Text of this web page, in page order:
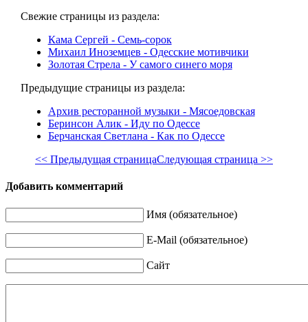
Свежие страницы из раздела:
Кама Сергей - Семь-сорок
Михаил Иноземцев - Одесские мотивчики
Золотая Стрела - У самого синего моря
Предыдущие страницы из раздела:
Архив ресторанной музыки - Мясоедовская
Беринсон Алик - Иду по Одессе
Берчанская Светлана - Как по Одессе
<< Предыдущая страницаСледующая страница >>
Добавить комментарий
Имя (обязательное)
E-Mail (обязательное)
Сайт